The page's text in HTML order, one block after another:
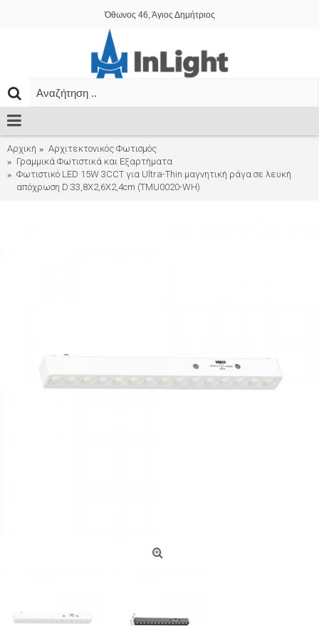
Όθωνος 46, Άγιος Δημήτριος
Αρχική
Αρχιτεκτονικός Φωτισμός
Γραμμικά Φωτιστικά και Εξαρτήματα
Φωτιστικό LED 15W 3CCT για Ultra-Thin μαγνητική ράγα σε λευκή
απόχρωση D:33,8X2,6X2,4cm (TMU0020-WH)